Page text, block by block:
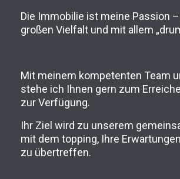
Die Immobilie ist meine Passion
großen Vielfalt und mit allem
Mit meinem kompetenten Team
stehe ich Ihnen gern zum
zur Verfügung.
Ihr Ziel wird zu unserem
mit dem topping, Ihre
zu übertreffen.